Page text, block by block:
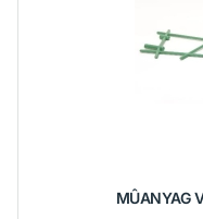
MÛANYAG